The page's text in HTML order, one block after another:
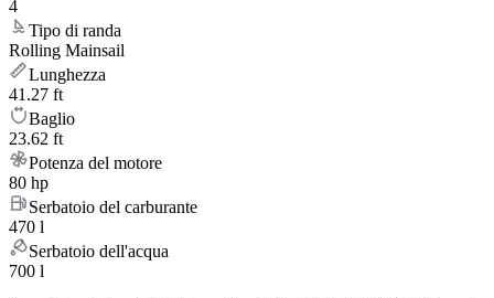
4
Tipo di randa
Rolling Mainsail
Lunghezza
41.27 ft
Baglio
23.62 ft
Potenza del motore
80 hp
Serbatoio del carburante
470 l
Serbatoio dell'acqua
700 l